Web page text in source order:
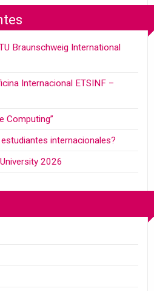
Braunschweig International
Internacional ETSINF –
Computing”
internacionales?
2026